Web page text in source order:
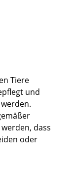
Tiere
und
dass
oder